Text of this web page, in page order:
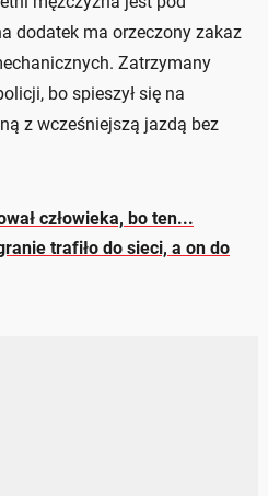
dodatek ma orzeczony zakaz
Zatrzymany
bo spieszył się na
z wcześniejszą jazdą bez
człowieka, bo ten...
trafiło do sieci, a on do